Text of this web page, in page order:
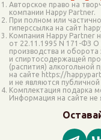
Авторское право на
компании Happy Partner.
При полном или
гиперссылка на сайт
Компания Happy Partner
от 22.11.1995 N 171-ФЗ О
производства и оборота
и спиртосодержащей
(распития) алкогольной
на сайте https://
и не являются
Комплектация подарка
Информация на сайте не